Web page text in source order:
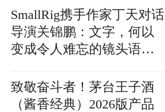
SmallRig携手作家丁天对话
导演关锦鹏：文字，何以
变成令人难忘的镜头语
致敬奋斗者！茅台王子酒
（酱香经典）2026版产品